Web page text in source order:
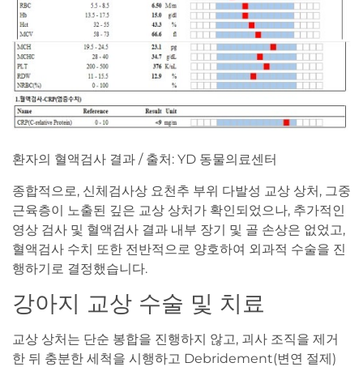
환자의 혈액검사 결과 / 출처: YD 동물의료센터
종합적으로, 신체검사상 요천추 부위 다발성 교상 상처, 그중
근육층이 노출된 깊은 교상 상처가 확인되었으나, 추가적인
영상 검사 및 혈액검사 결과 내부 장기 및 골 손상은 없었고,
혈액검사 수치 또한 전반적으로 양호하여 외과적 수술을 진
행하기로 결정했습니다.
강아지 교상 수술 및 치료
교상 상처는 단순 봉합을 진행하지 않고, 괴사 조직을 제거
한 뒤 충분한 세척을 시행하고 Debridement(변연 절제)